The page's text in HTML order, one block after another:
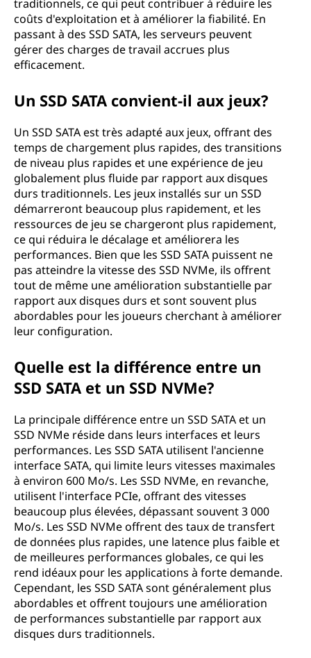
traditionnels, ce qui peut contribuer à réduire les
coûts d'exploitation et à améliorer la fiabilité. En
passant à des SSD SATA, les serveurs peuvent
gérer des charges de travail accrues plus
efficacement.
Un SSD SATA convient-il aux jeux?
Un SSD SATA est très adapté aux jeux, offrant des
temps de chargement plus rapides, des transitions
de niveau plus rapides et une expérience de jeu
globalement plus fluide par rapport aux disques
durs traditionnels. Les jeux installés sur un SSD
démarreront beaucoup plus rapidement, et les
ressources de jeu se chargeront plus rapidement,
ce qui réduira le décalage et améliorera les
performances. Bien que les SSD SATA puissent ne
pas atteindre la vitesse des SSD NVMe, ils offrent
tout de même une amélioration substantielle par
rapport aux disques durs et sont souvent plus
abordables pour les joueurs cherchant à améliorer
leur configuration.
Quelle est la différence entre un
SSD SATA et un SSD NVMe?
La principale différence entre un SSD SATA et un
SSD NVMe réside dans leurs interfaces et leurs
performances. Les SSD SATA utilisent l'ancienne
interface SATA, qui limite leurs vitesses maximales
à environ 600 Mo/s. Les SSD NVMe, en revanche,
utilisent l'interface PCIe, offrant des vitesses
beaucoup plus élevées, dépassant souvent 3 000
Mo/s. Les SSD NVMe offrent des taux de transfert
de données plus rapides, une latence plus faible et
de meilleures performances globales, ce qui les
rend idéaux pour les applications à forte demande.
Cependant, les SSD SATA sont généralement plus
abordables et offrent toujours une amélioration
de performances substantielle par rapport aux
disques durs traditionnels.